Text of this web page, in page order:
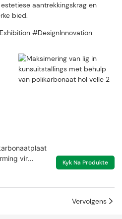
aantrekkingskrag en
bied.
#DesignInnovation
vir
Kyk Na Produkte
Vervolgens